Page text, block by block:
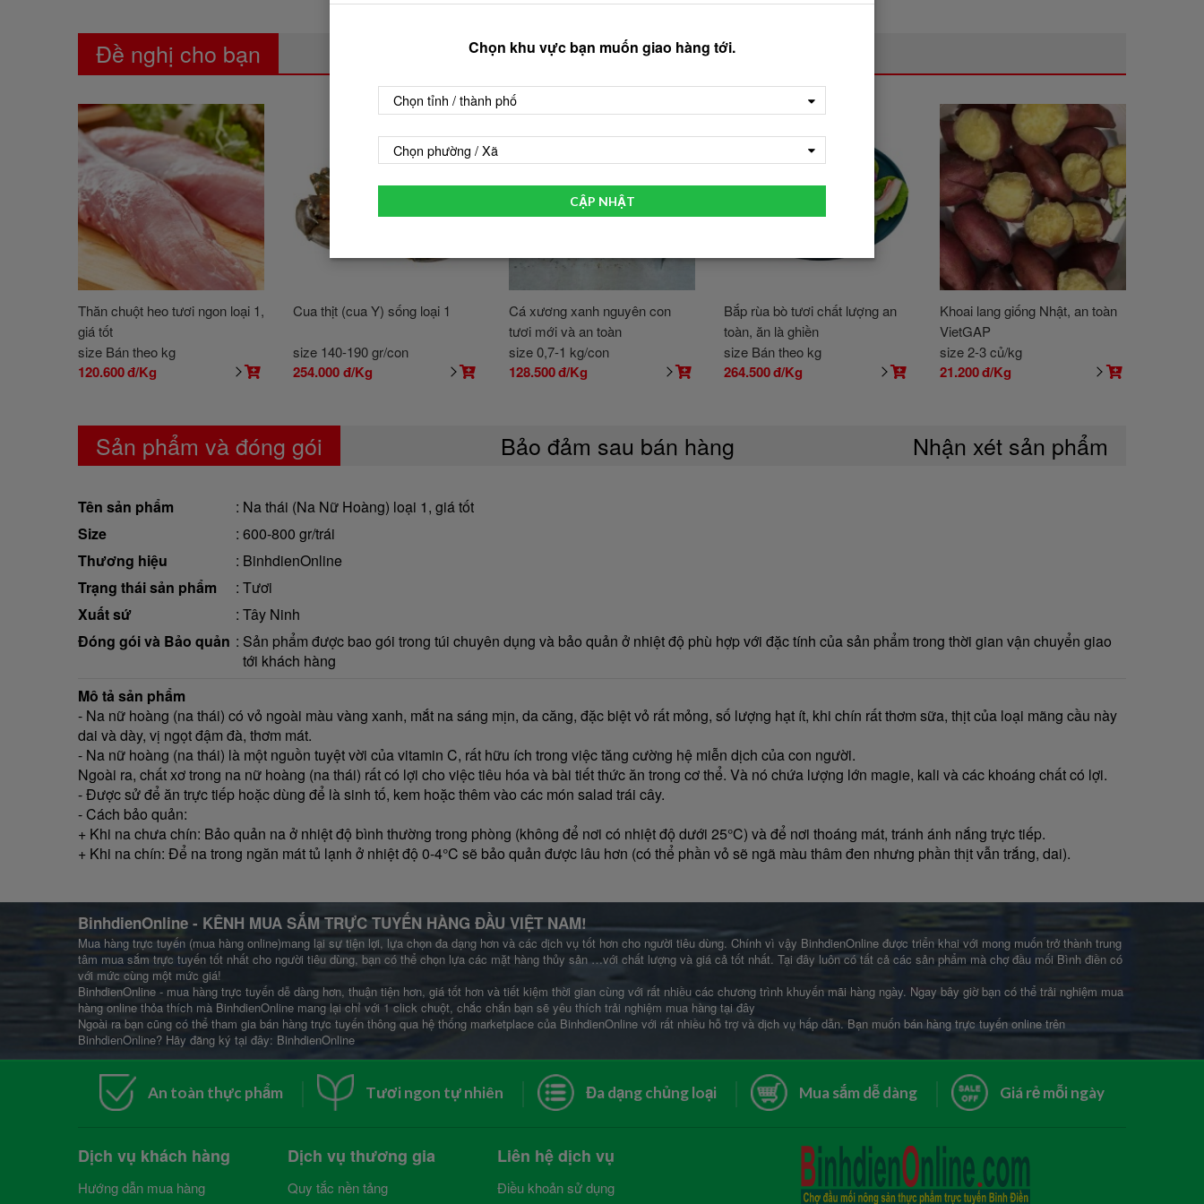
Đề nghị cho bạn
Thăn chuột heo tươi ngon loại 1,
giá tốt
size Bán theo kg
120.600đ/Kg
Cua thịt (cua Y) sống loại 1
size 140-190 gr/con
254.000đ/Kg
Cá xương xanh nguyên con
tươi mới và an toàn
size 0,7-1 kg/con
128.500đ/Kg
Bắp rùa bò tươi chất lượng an
toàn, ăn là ghiền
size Bán theo kg
264.500đ/Kg
Khoai lang giống Nhật, an toàn
VietGAP
size 2-3 củ/kg
21.200đ/Kg
Sản phẩm và đóng gói Bảo đảm sau bán hàng Nhận xét sản phẩm
Tên sản phẩm
Na thái (Na Nữ Hoàng) loại 1, giá tốt
Size
600-800 gr/trái
Thương hiệu
BinhdienOnline
Trạng thái sản phẩm
Tươi
Xuất sứ
Tây Ninh
Đóng gói và Bảo quản
Sản phẩm được bao gói trong túi chuyên dụng và bảo quản ở nhiệt độ phù hợp với đặc tính của sản phẩm trong thời gian vận chuyển giao
tới khách hàng
Mô tả sản phẩm
- Na nữ hoàng (na thái) có vỏ ngoài màu vàng xanh, mắt na sáng mịn, da căng, đặc biệt vỏ rất mỏng, số lượng hạt ít, khi chín rất thơm sữa, thịt của loại mãng cầu này
dai và dày, vị ngọt đậm đà, thơm mát.
- Na nữ hoàng (na thái) là một nguồn tuyệt vời của vitamin C, rất hữu ích trong việc tăng cường hệ miễn dịch của con người.
Ngoài ra, chất xơ trong na nữ hoàng (na thái) rất có lợi cho việc tiêu hóa và bài tiết thức ăn trong cơ thể. Và nó chứa lượng lớn magie, kali và các khoáng chất có lợi.
- Được sử để ăn trực tiếp hoặc dùng để là sinh tố, kem hoặc thêm vào các món salad trái cây.
- Cách bảo quản:
+ Khi na chưa chín: Bảo quản na ở nhiệt độ bình thường trong phòng (không để nơi có nhiệt độ dưới 25°C) và để nơi thoáng mát, tránh ánh nắng trực tiếp.
+ Khi na chín: Để na trong ngăn mát tủ lạnh ở nhiệt độ 0-4°C sẽ bảo quản được lâu hơn (có thể phần vỏ sẽ ngã màu thâm đen nhưng phần thịt vẫn trắng, dai).
BinhdienOnline - KÊNH MUA SẮM TRỰC TUYẾN HÀNG ĐẦU VIỆT NAM!
Mua hàng trực tuyến (mua hàng online)mang lại sự tiện lợi, lựa chọn đa dạng hơn và các dịch vụ tốt hơn cho người tiêu dùng. Chính vì vậy BinhdienOnline được triển khai với mong muốn trở thành trung
tâm mua sắm trực tuyến tốt nhất cho người tiêu dùng, bạn có thể chọn lựa các mặt hàng thủy sản …với chất lượng và giá cả tốt nhất. Tại đây luôn có tất cả các sản phẩm mà chợ đầu mối Bình điền có
với mức cùng một mức giá!
BinhdienOnline - mua hàng trực tuyến dễ dàng hơn, thuận tiện hơn, giá tốt hơn và tiết kiệm thời gian cùng với rất nhiều các chương trình khuyến mãi hàng ngày. Ngay bây giờ bạn có thể trải nghiệm mua
hàng online thỏa thích mà BinhdienOnline mang lại chỉ với 1 click chuột, chắc chắn bạn sẽ yêu thích trải nghiệm mua hàng tại đây
Ngoài ra bạn cũng có thể tham gia bán hàng trực tuyến thông qua hệ thống marketplace của BinhdienOnline với rất nhiều hỗ trợ và dịch vụ hấp dẫn. Bạn muốn bán hàng trực tuyến online trên
BinhdienOnline? Hãy đăng ký tại đây: BinhdienOnline
An toàn thực phẩm Tươi ngon tự nhiên Đa dạng chủng loại Mua sắm dễ dàng Giá rẻ mỗi ngày
Dịch vụ khách hàng
Hướng dẫn mua hàng
Dịch vụ thương gia
Quy tắc nền tảng
Liên hệ dịch vụ
Điều khoản sử dụng
Chọn khu vực bạn muốn giao hàng tới.
Chọn tỉnh / thành phố
Chọn phường / Xã
CẬP NHẬT